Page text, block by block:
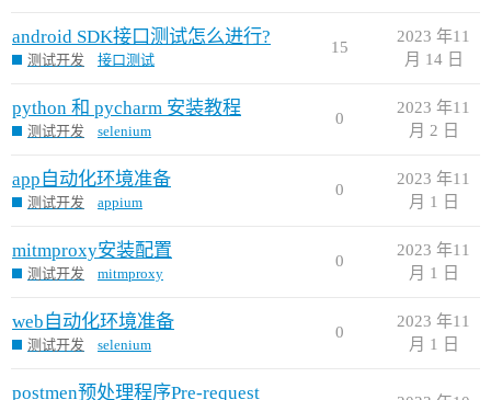
android SDK接口测试怎么进行?
测试开发 接口测试
15
2023 年11
月 14 日
python 和 pycharm 安装教程
测试开发 selenium
0
2023 年11
月 2 日
app自动化环境准备
测试开发 appium
0
2023 年11
月 1 日
mitmproxy安装配置
测试开发 mitmproxy
0
2023 年11
月 1 日
web自动化环境准备
测试开发 selenium
0
2023 年11
月 1 日
postmen预处理程序Pre-request